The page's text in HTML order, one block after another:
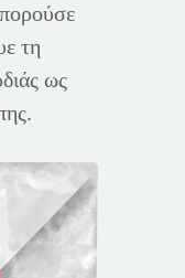
τη
ως